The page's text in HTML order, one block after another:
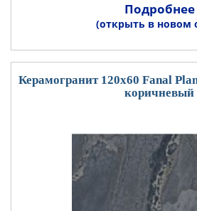
Подробнее
(открыть в новом
Керамогранит 120x60 Fanal
коричневый